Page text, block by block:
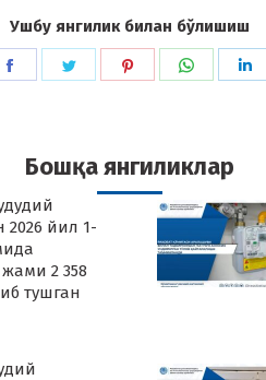
Ушбу янгилик билан бўлишиш
Share
Share
Share
Share
Бошқа янгиликлар
2026 йил 1-
2 358
тушган